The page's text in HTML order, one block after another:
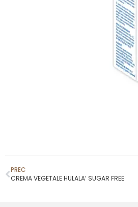
PREC
CREMA VEGETALE HULALA’ SUGAR FREE